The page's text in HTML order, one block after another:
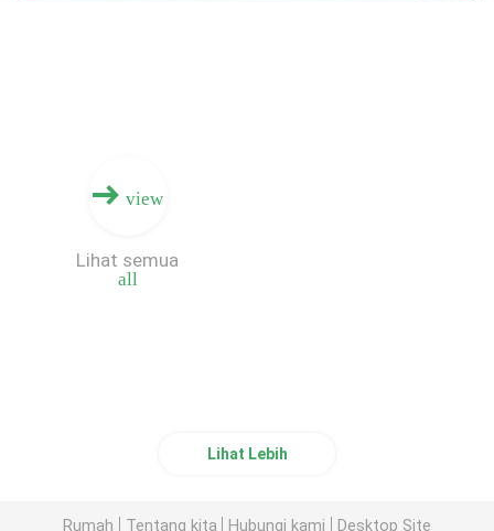
view
all
Lihat semua
Lihat Lebih
Rumah Tentang kita Hubungi kami Desktop Site